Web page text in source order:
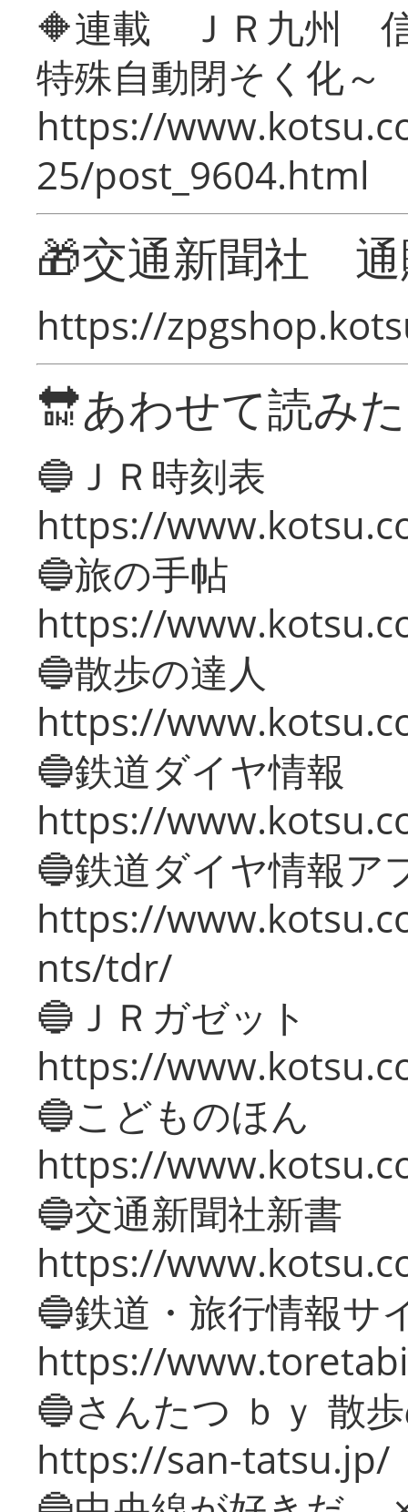
🔶連載 ＪＲ九州 信
特殊自動閉そく化～
https://
25/post_9604.html
🎁交通新聞社
https://
🔛あわせて読み
🔵ＪＲ時刻表
https://
🔵旅の手帖
https://
🔵散歩の達人
https://
🔵鉄道ダイヤ情報
https://
🔵鉄道ダイヤ情報ア
https://
nts/tdr/
🔵ＪＲガゼット
https://
🔵こどものほん
https://
🔵交通新聞社新書
https://
🔵鉄道・旅行情報サ
https://
🔵さんたつ ｂｙ 散
https://san-tatsu.jp/